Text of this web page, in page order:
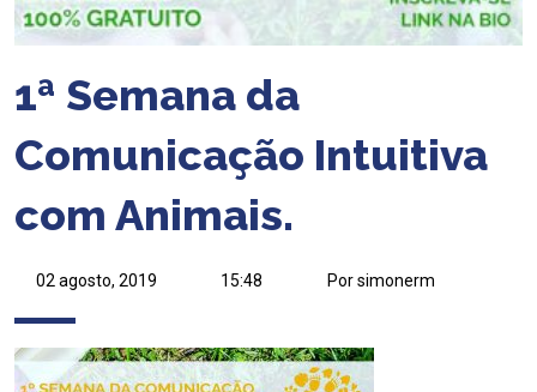
1ª Semana da
Comunicação Intuitiva
com Animais.
02 agosto, 2019 15:48 Por simonerm